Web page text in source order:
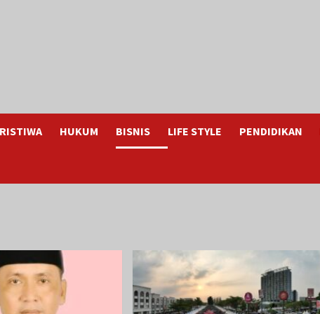
HUKUM BISNIS LIFE STYLE PENDIDIKAN